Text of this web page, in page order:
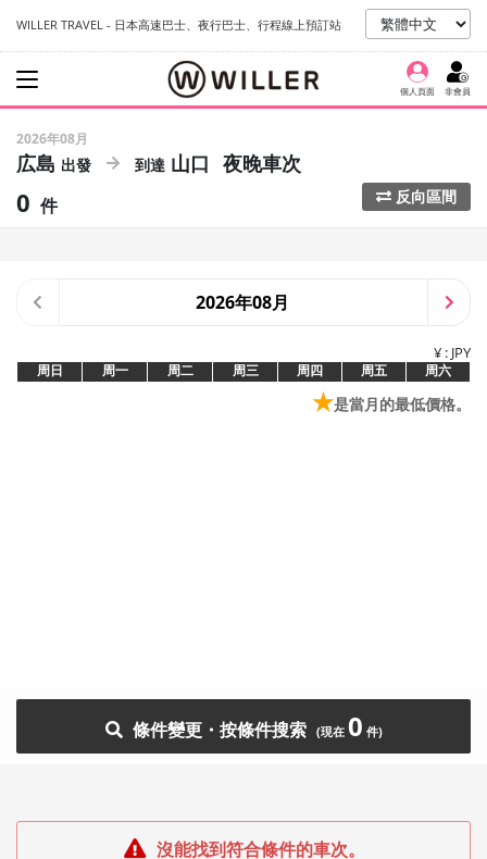
WILLER TRAVEL - 日本高速巴士、夜行巴士、行程線上預訂站
個人頁面 非會員
2026年08月
広島 山口 夜晚車次
0 件 反向區間
2026年08月
¥ : JPY
周日 周一 周二 周三 周四 周五 周六
★是當月的最低價格。
條件變更・按條件搜索 0
沒能找到符合條件的車次。